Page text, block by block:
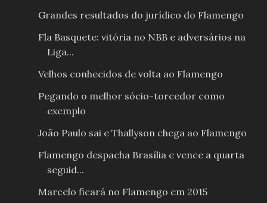
Grandes resultados do jurídico do Flamengo
Fla Basquete: vitória no NBB e adversários na
Liga...
Velhos conhecidos de volta ao Flamengo
Pegando o melhor sócio-torcedor como
exemplo
João Paulo sai e Thallyson chega ao Flamengo
Flamengo despacha Brasília e vence a quarta
seguid...
Marcelo ficará no Flamengo em 2015